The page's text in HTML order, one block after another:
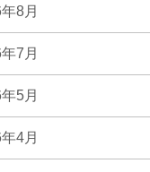
8月
7月
5月
4月